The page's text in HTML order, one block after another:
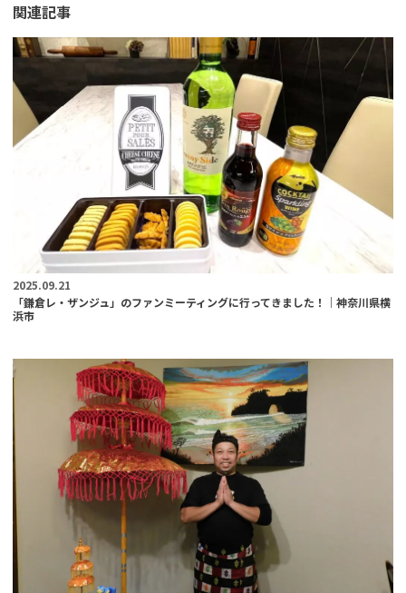
関連記事
2025.09.21
「鎌倉レ・ザンジュ」のファンミーティングに行ってきました！｜神奈川県横
浜市